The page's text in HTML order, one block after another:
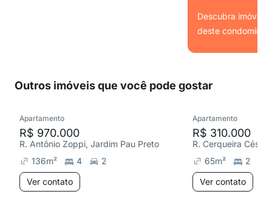
Descubra imóveis
deste condomínio.
Outros imóveis que você pode gostar
Apartamento
R$ 970.000
R. Antônio Zoppi, Jardim Pau Preto
136m² 4
2
Ver contato
Apartamento
R$ 310.000
R. Cerqueira César,
65m² 2
Ver contato